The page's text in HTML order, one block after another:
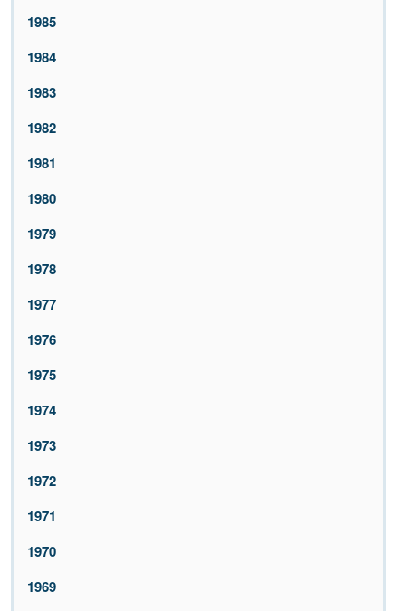
1985
1984
1983
1982
1981
1980
1979
1978
1977
1976
1975
1974
1973
1972
1971
1970
1969